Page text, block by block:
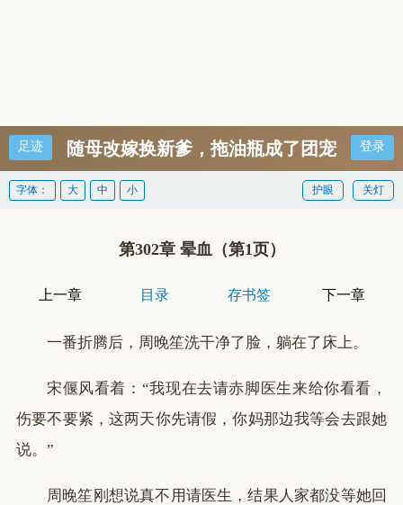
足迹 随母改嫁换新爹，拖油瓶成了团宠 登录
关灯
护眼
字体： 大 中 小
第302章 晕血（第1页）
上一章 目录 存书签 下一章
一番折腾后，周晚笙洗干净了脸，躺在了床上。
宋偃风看着：“我现在去请赤脚医生来给你看看，
伤要不要紧，这两天你先请假，你妈那边我等会去跟她
说。”
周晚笙刚想说真不用请医生，结果人家都没等她回